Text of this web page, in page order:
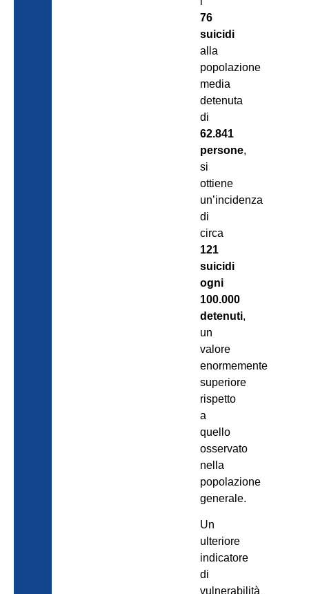
76
suicidi
alla
popolazione
media
detenuta
di
62.841
persone,
si
ottiene
un’incidenza
di
circa
121
suicidi
ogni
100.000
detenuti,
un
valore
enormemente
superiore
rispetto
a
quello
osservato
nella
popolazione
generale.
Un
ulteriore
indicatore
di
vulnerabilità